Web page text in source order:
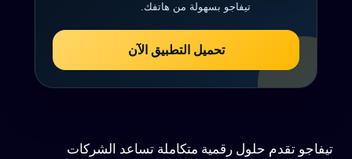
تيفاجو بسهولة من هاتفك.
تحميل التطبيق الآن
تيفاجو تقدم حلول رقمية متكاملة تساعد الشركات